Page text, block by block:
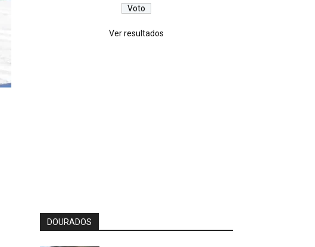
Ver resultados
DOURADOS